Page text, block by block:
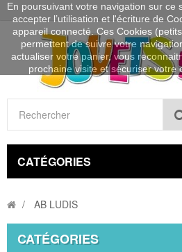
CATÉGORIES
AB LUDIS
CATÉGORIES
En poursuivant votre navigation sur ce
accepter l’utilisation et l'écriture de
appareil connecté. Ces Cookies
permettent de suivre votre
actualiser votre panier, vous
prochaine visite et sécuriser votre